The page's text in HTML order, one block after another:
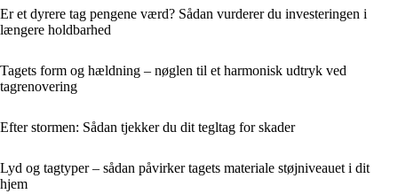
Er et dyrere tag pengene værd? Sådan vurderer du investeringen i
længere holdbarhed
Tagets form og hældning – nøglen til et harmonisk udtryk ved
tagrenovering
Efter stormen: Sådan tjekker du dit tegltag for skader
Lyd og tagtyper – sådan påvirker tagets materiale støjniveauet i dit
hjem